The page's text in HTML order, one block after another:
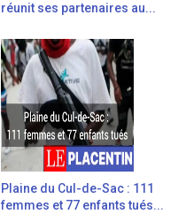
réunit ses partenaires au...
Plaine du Cul-de-Sac : 111
femmes et 77 enfants tués...